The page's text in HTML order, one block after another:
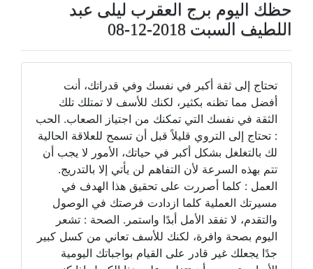
حظك اليوم برج العقرب ليلى عبد
اللطيف السبت 2018-12-08
تحتاج إلى ثقة أكبر في نفسك وفي قدراتك، أنت
أفضل مما تظنه بكثير، لكنك للأسف لا تمتلك تلك
الثقة في نفسك التي تمكنك من اجتياز الصعاب. الحب
: تحتاج إلى التروي قليلاً قبل أن تسمح للعلاقة الحالية
لك بالتغلغل بشكل أكبر في حياتك، الأمور لا يجب أن
تتم بهذه السرعة لأن التفاهم لن يأتي إلا بالتدريج.
العمل : كلما أصررت على تحقيق هذا الهدف في
مسيرتك العملية كلما ازدادت فرصتك في الوصول
والتقدم، لا تفقد الأمل أبدًا واستمر. الصحة : تشعر
اليوم بصحة وافرة، لكنك للأسف تعاني من كسل كبير
جدًا يجعلك غير قادر على القيام بواجباتك اليومية